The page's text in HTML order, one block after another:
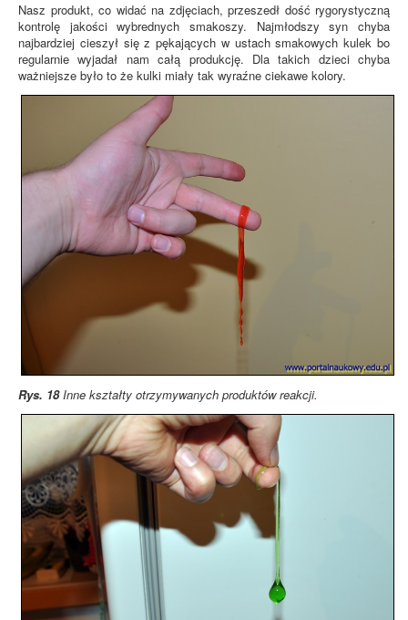
Nasz produkt, co widać na zdjęciach, przeszedł dość rygorystyczną
kontrolę jakości wybrednych smakoszy. Najmłodszy syn chyba
najbardziej cieszył się z pękających w ustach smakowych kulek bo
regularnie wyjadał nam całą produkcję. Dla takich dzieci chyba
ważniejsze było to że kulki miały tak wyraźne ciekawe kolory.
Rys. 18Inne kształty otrzymywanych produktów reakcji.